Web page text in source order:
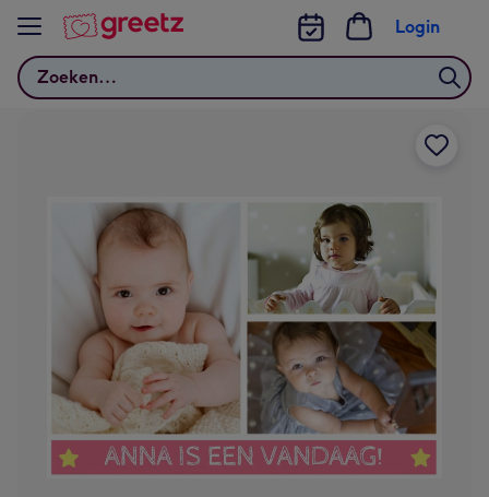
Bekijk meer
Zoeken
Login